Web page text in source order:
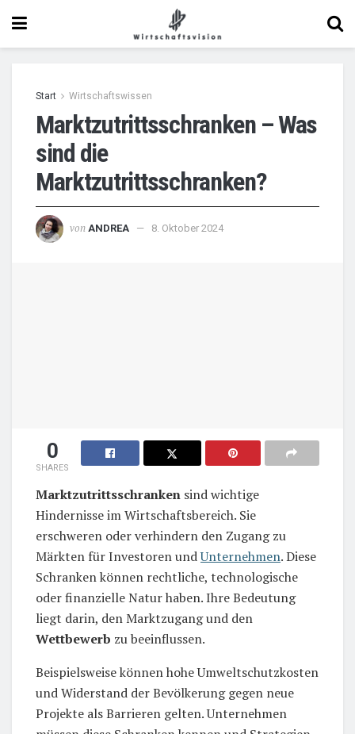
Start Wirtschaftswissen
Marktzutrittsschranken – Was
sind die
Marktzutrittsschranken?
von ANDREA 8. Oktober 2024
0
SHARES
Marktzutrittsschranken sind wichtige
Hindernisse im Wirtschaftsbereich. Sie
erschweren oder verhindern den Zugang zu
Märkten für Investoren undUnternehmen. Diese
Schranken können rechtliche, technologische
oder finanzielle Natur haben. Ihre Bedeutung
liegt darin, den Marktzugang und den
Wettbewerb zu beeinflussen.
Beispielsweise können hohe Umweltschutzkosten
und Widerstand der Bevölkerung gegen neue
Projekte als Barrieren gelten. Unternehmen